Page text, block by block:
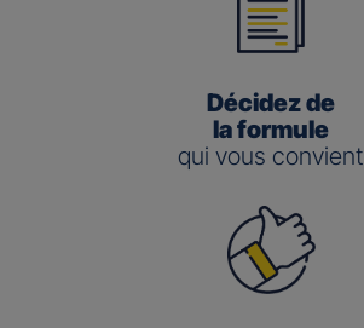
Décidez de
la formule
qui vous convient